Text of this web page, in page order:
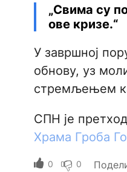
„Свима су
ове кризе.“
У завршној
обнову, уз
стремљењем
СПН је
Храма Гроба
0 0